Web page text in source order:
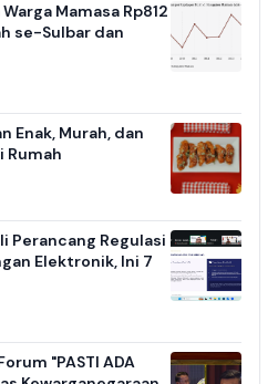
Mamasa Rp812
se-Sulbar dan
Enak, Murah, dan
Rumah
Perancang Regulasi
Elektronik, Ini 7
"PASTI ADA